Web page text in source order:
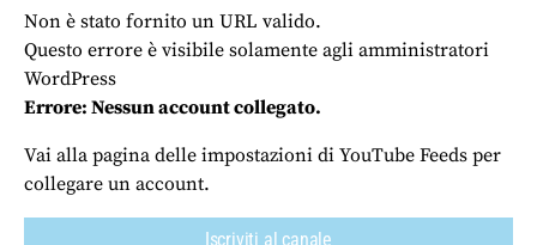
Non è stato fornito un URL valido.
Questo errore è visibile solamente agli amministratori
WordPress
Errore: Nessun account collegato.
Vai alla pagina delle impostazioni di YouTube Feeds per
collegare un account.
Iscriviti al canale